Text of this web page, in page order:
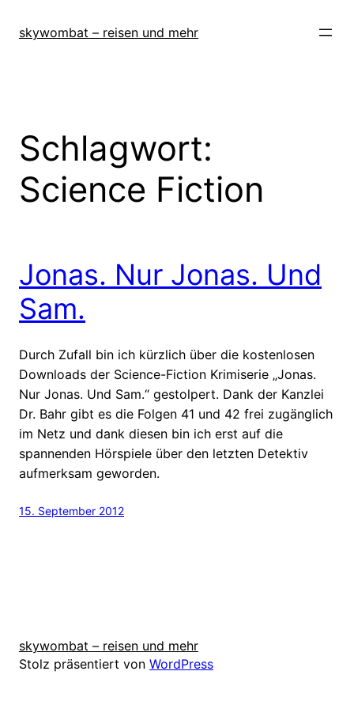
Inhaltskywombat – reisen und mehr
Schlagwort:
Science Fiction
Jonas. Nur Jonas. Und
Sam.
Durch Zufall bin ich kürzlich über die kostenlosen
Downloads der Science-Fiction Krimiserie „Jonas.
Nur Jonas. Und Sam.“ gestolpert. Dank der Kanzlei
Dr. Bahr gibt es die Folgen 41 und 42 frei zugänglich
im Netz und dank diesen bin ich erst auf die
spannenden Hörspiele über den letzten Detektiv
aufmerksam geworden.
15. September 2012
skywombat – reisen und mehr
Stolz präsentiert von WordPress